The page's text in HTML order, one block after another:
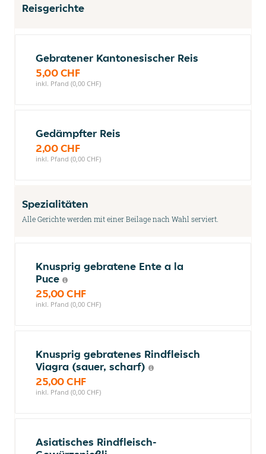
Reisgerichte
Gebratener Kantonesischer Reis
5,00 CHF
inkl. Pfand (0,00 CHF)
Gedämpfter Reis
2,00 CHF
inkl. Pfand (0,00 CHF)
Spezialitäten
Alle Gerichte werden mit einer Beilage nach Wahl serviert.
Knusprig gebratene Ente a la
Puce
25,00 CHF
inkl. Pfand (0,00 CHF)
Knusprig gebratenes Rindfleisch
Viagra (sauer, scharf)
25,00 CHF
inkl. Pfand (0,00 CHF)
Asiatisches Rindfleisch-